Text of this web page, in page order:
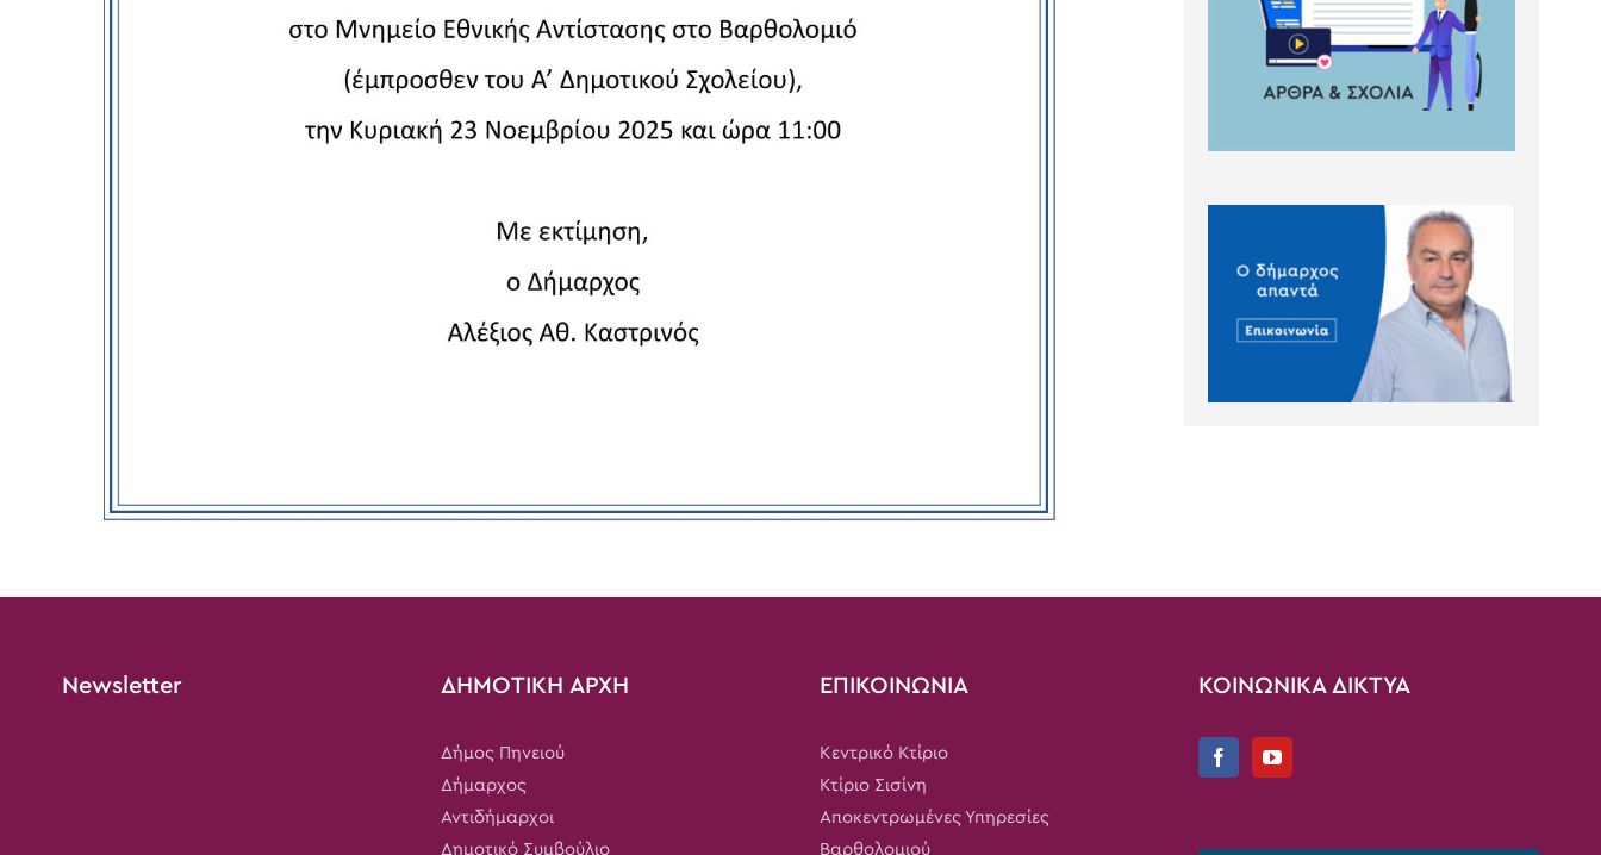
Newsletter ΔΗΜΟΤΙΚΗ ΑΡΧΗ
Δήμος Πηνειού
Δήμαρχος
Αντιδήμαρχοι
Δημοτικό Συμβούλιο
ΕΠΙΚΟΙΝΩΝΙΑ
Κεντρικό Κτίριο
Κτίριο Σισίνη
Αποκεντρωμένες Υπηρεσίες
Βαρθολομιού
ΚΟΙΝΩΝΙΚΑ ΔΙΚΤΥΑ